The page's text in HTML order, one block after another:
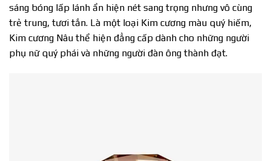
sáng bóng lấp lánh ẩn hiện nét sang trọng nhưng vô cùng
trẻ trung, tươi tắn. Là một loại Kim cương màu quý hiếm,
Kim cương Nâu thể hiện đẳng cấp dành cho những người
phụ nữ quý phái và những người đàn ông thành đạt.